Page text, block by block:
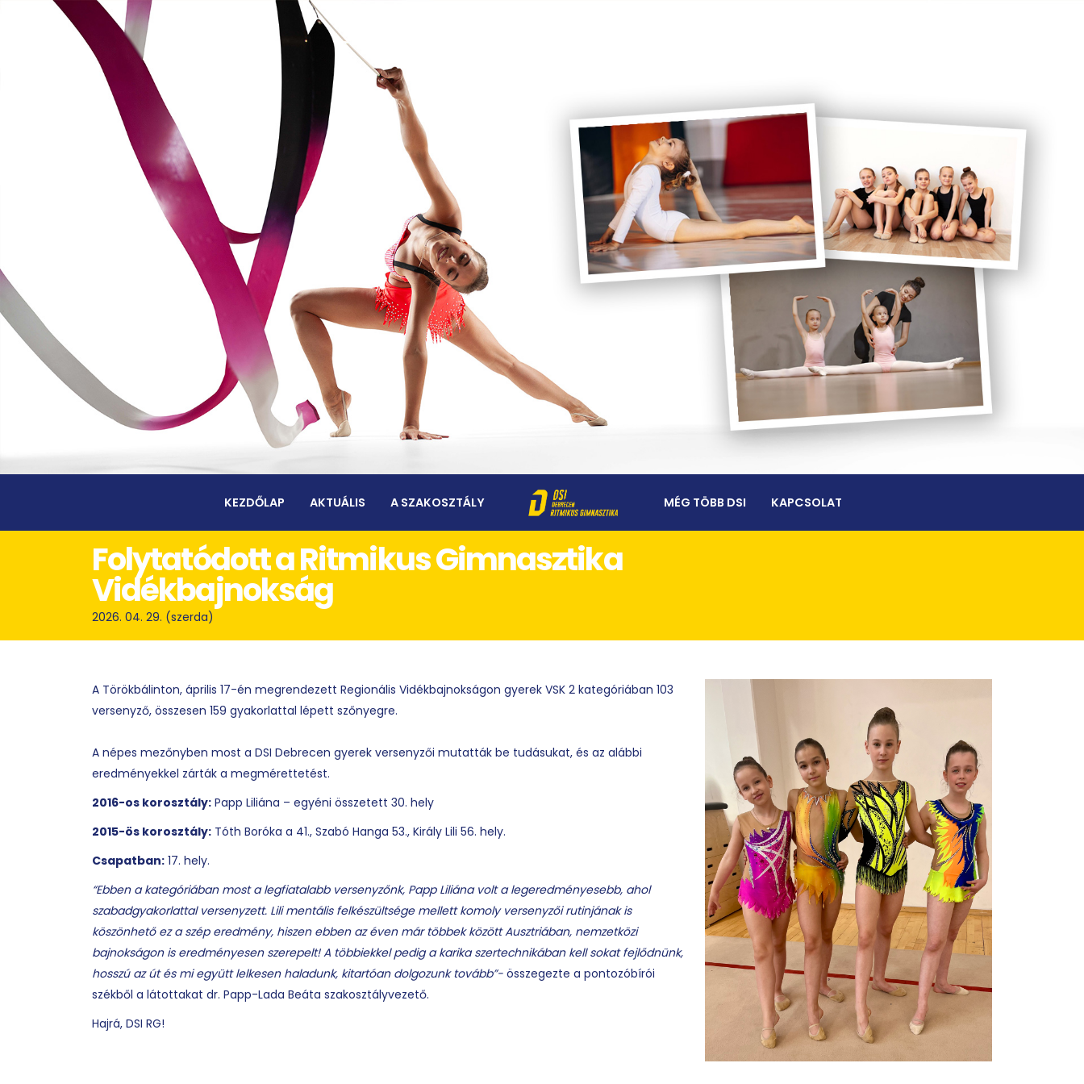
KEZDŐLAP AKTUÁLIS A SZAKOSZTÁLY MÉG TÖBB DSI KAPCSOLAT
Folytatódott a Ritmikus Gimnasztika
Vidékbajnokság
2026. 04. 29. (szerda)
A Törökbálinton, április 17-én megrendezett Regionális Vidékbajnokságon gyerek VSK 2 kategóriában 103
versenyző, összesen 159 gyakorlattal lépett szőnyegre.
A népes mezőnyben most a DSI Debrecen gyerek versenyzői mutatták be tudásukat, és az alábbi
eredményekkel zárták a megmérettetést.
2016-os korosztály: Papp Liliána – egyéni összetett 30. hely
2015-ös korosztály: Tóth Boróka a 41., Szabó Hanga 53., Király Lili 56. hely.
Csapatban: 17. hely.
“Ebben a kategóriában most a legfiatalabb versenyzőnk, Papp Liliána volt a legeredményesebb, ahol
szabadgyakorlattal versenyzett. Lili mentális felkészültsége mellett komoly versenyzői rutinjának is
köszönhető ez a szép eredmény, hiszen ebben az éven már többek között Ausztriában, nemzetközi
bajnokságon is eredményesen szerepelt! A többiekkel pedig a karika szertechnikában kell sokat fejlődnünk,
hosszú az út és mi együtt lelkesen haladunk, kitartóan dolgozunk tovább”- összegezte a pontozóbírói
székből a látottakat dr. Papp-Lada Beáta szakosztályvezető.
Hajrá, DSI RG!